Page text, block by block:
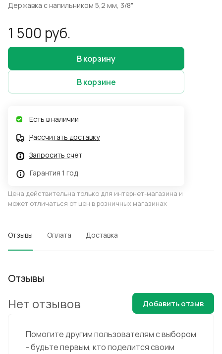
Державка с напильником 5,2 мм, 3/8"
1 500 руб.
В корзину
В корзине
Есть в наличии
Рассчитать доставку
Запросить счёт
Гарантия 1 год
Цена действительна только для интернет-магазина и
может отличаться от цен в розничных магазинах
Отзывы Оплата Доставка
Отзывы
Помогите другим пользователям с выбором
- будьте первым, кто поделится своим
Нет отзывов Добавить отзыв